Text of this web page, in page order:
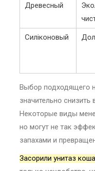
Древесный
Силіконовый
Выбор подходящего
значительно снизить
Некоторые виды
но могут не так
запахами и
Засорили унитаз